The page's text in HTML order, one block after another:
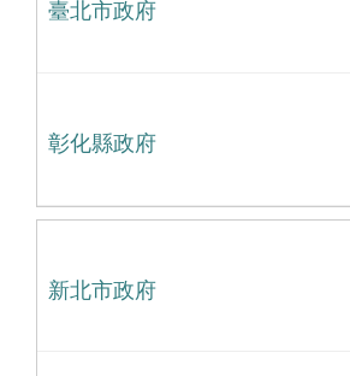
臺北市政府
彰化縣政府
新北市政府